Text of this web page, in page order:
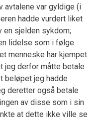
avtalene var gyldige (i
hadde vurdert liket
en sjelden sykdom;
lidelse som i følge
menneske har kjempet
jeg derfor måtte betale
beløpet jeg hadde
deretter også betale
av disse som i sin
at dette ikke ville se